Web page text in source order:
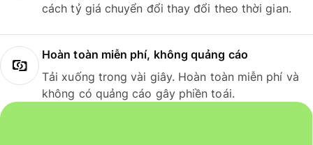
cách tỷ giá chuyển đổi thay đổi theo thời gian.
Hoàn toàn miễn phí, không quảng cáo
Tải xuống trong vài giây. Hoàn toàn miễn phí và
không có quảng cáo gây phiền toái.